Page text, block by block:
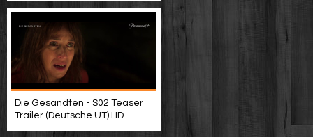
Die Gesandten - S02 Teaser
Trailer (Deutsche UT) HD